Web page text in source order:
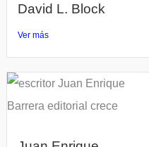
David L. Block
Ver más